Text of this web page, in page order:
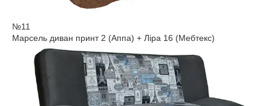
№11
Марсель диван принт 2 (Аппа) + Ліра 16 (Мебтекс)